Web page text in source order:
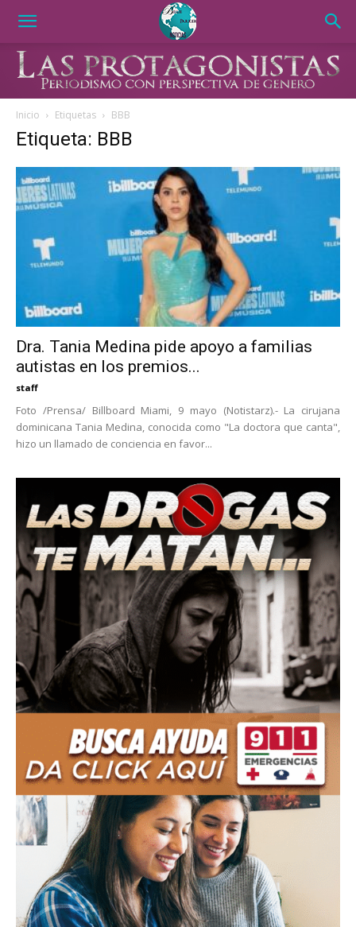
Inicio Etiquetas BBB
Etiqueta: BBB
Dra. Tania Medina pide apoyo a familias
autistas en los premios...
staff
Foto /Prensa/ Billboard Miami, 9 mayo (Notistarz).- La cirujana
dominicana Tania Medina, conocida como "La doctora que canta",
hizo un llamado de conciencia en favor...